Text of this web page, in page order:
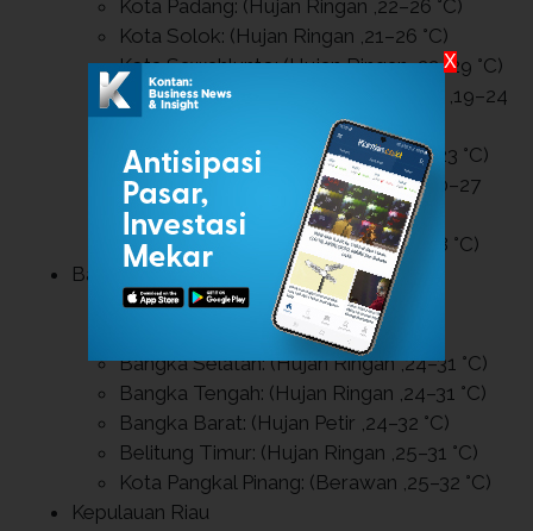
Kota Padang: (Hujan Ringan ,22–26 °C)
Kota Solok: (Hujan Ringan ,21–26 °C)
Kota Sawahlunto: (Hujan Ringan ,22–29 °C)
Kota Padang Panjang: (Hujan Ringan ,19–24
°C)
Kota Bukittinggi: (Hujan Ringan ,18–23 °C)
Kota Payakumbuh: (Hujan Ringan ,20–27
°C)
Kota Pariaman: (Hujan Ringan ,24–28 °C)
Bangka Belitung
Bangka: (Hujan Ringan ,24–31 °C)
Belitung: (Hujan Ringan ,24–31 °C)
Bangka Selatan: (Hujan Ringan ,24–31 °C)
Bangka Tengah: (Hujan Ringan ,24–31 °C)
Bangka Barat: (Hujan Petir ,24–32 °C)
Belitung Timur: (Hujan Ringan ,25–31 °C)
Kota Pangkal Pinang: (Berawan ,25–32 °C)
Kepulauan Riau
X